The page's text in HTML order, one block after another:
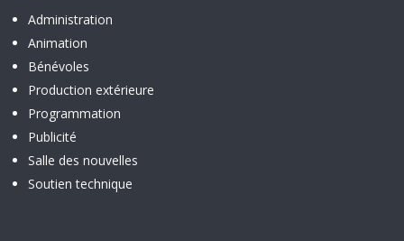
Administration
Animation
Bénévoles
Production extérieure
Programmation
Publicité
Salle des nouvelles
Soutien technique